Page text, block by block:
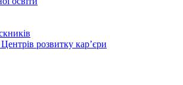
розвитку кар’єри